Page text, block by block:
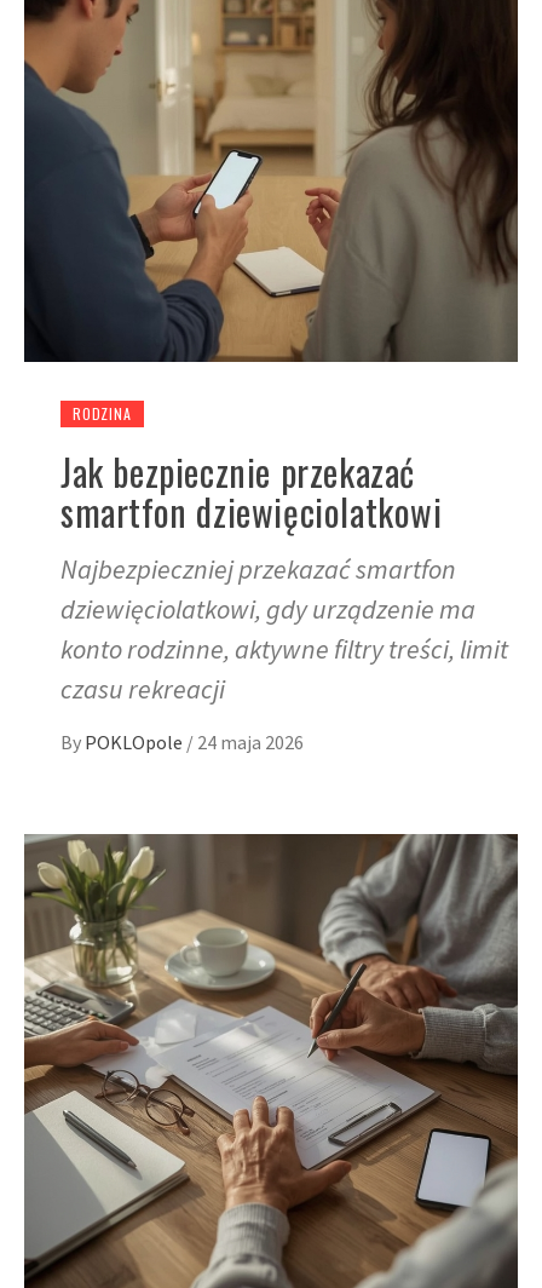
RODZINA
Jak bezpiecznie przekazać
smartfon dziewięciolatkowi
Najbezpieczniej przekazać smartfon
dziewięciolatkowi, gdy urządzenie ma
konto rodzinne, aktywne filtry treści, limit
czasu rekreacji
By POKLOpole / 24 maja 2026